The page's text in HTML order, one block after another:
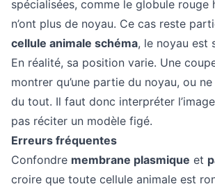
spécialisées, comme le globule rouge
n’ont plus de noyau. Ce cas reste
cellule animale schéma, le noyau est
En réalité, sa position varie. Une
montrer qu’une partie du noyau, ou
du tout. Il faut donc interpréter
pas réciter un modèle figé.
Erreurs fréquentes
Confondre membrane plasmique et
croire que toute cellule animale est